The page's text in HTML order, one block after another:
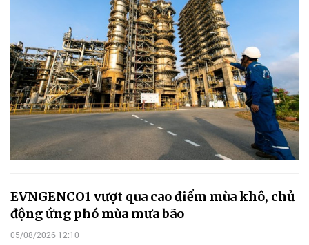
EVNGENCO1 vượt qua cao điểm mùa khô, chủ
động ứng phó mùa mưa bão
05/08/2026 12:10